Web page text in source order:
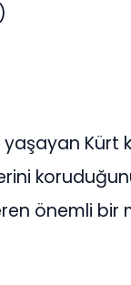
Kürt
önemli bir